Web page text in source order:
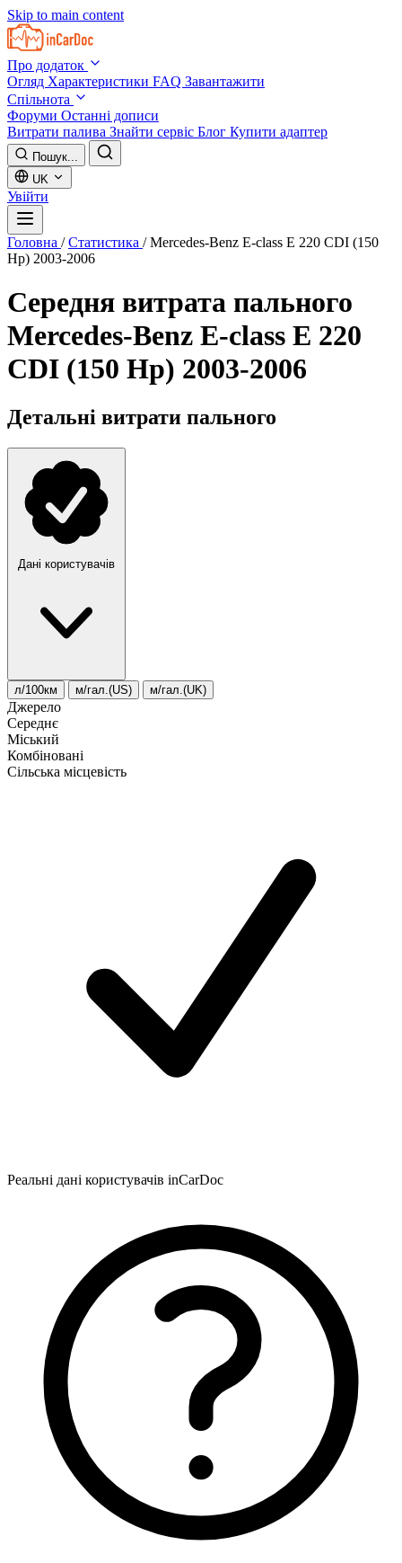
Skip to main content
Про додаток
Огляд Характеристики FAQ Завантажити
Спільнота
Форуми Останні дописи
Витрати палива Знайти сервіс Блог Купити адаптер
Пошук...
UK
Увійти
Головна / Статистика / Mercedes-Benz E-class E 220 CDI (150
Hp) 2003-2006
Середня витрата пального
Mercedes-Benz E-class E 220
CDI (150 Hp) 2003-2006
Детальні витрати пального
Дані користувачів
л/100км м/гал.(US) м/гал.(UK)
Джерело
Середнє
Міський
Комбіновані
Сільська місцевість
Реальні дані користувачів inCarDoc